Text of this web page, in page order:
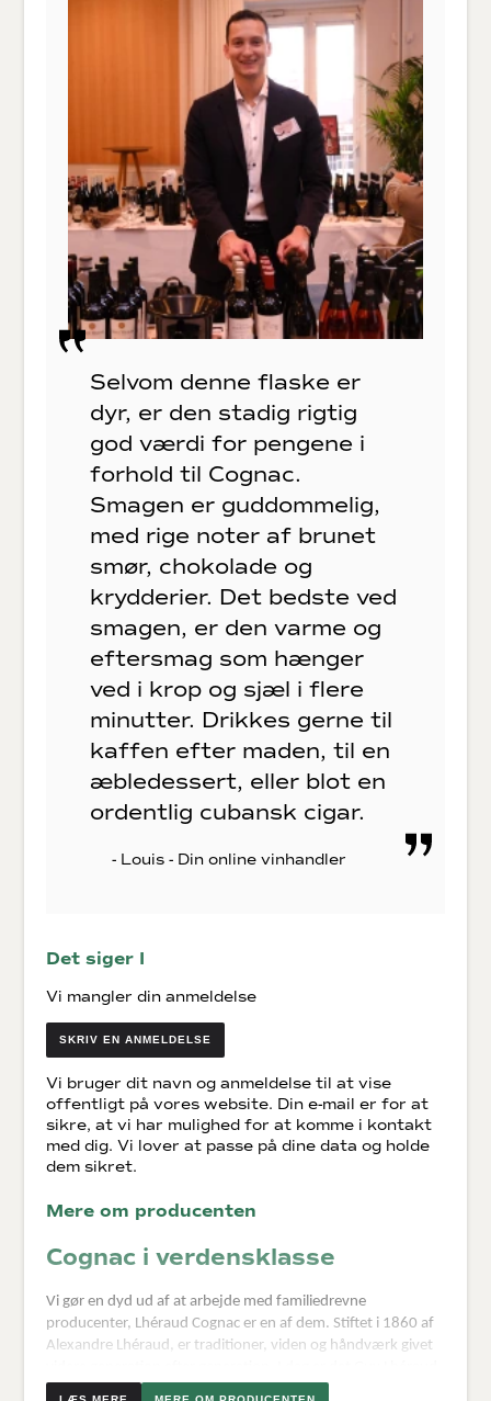
Selvom denne flaske er
dyr, er den stadig rigtig
god værdi for pengene i
forhold til Cognac.
Smagen er guddommelig,
med rige noter af brunet
smør, chokolade og
krydderier. Det bedste ved
smagen, er den varme og
eftersmag som hænger
ved i krop og sjæl i flere
minutter. Drikkes gerne til
kaffen efter maden, til en
æbledessert, eller blot en
ordentlig cubansk cigar.
- Louis - Din online vinhandler
Det siger I
Vi mangler din anmeldelse
SKRIV EN ANMELDELSE
Vi bruger dit navn og anmeldelse til at vise
offentligt på vores website. Din e-mail er for at
sikre, at vi har mulighed for at komme i kontakt
med dig. Vi lover at passe på dine data og holde
dem sikret.
Mere om producenten
Cognac i verdensklasse
Vi gør en dyd ud af at arbejde med familiedrevne
producenter, Lhéraud Cognac er en af dem. Stiftet i 1860 af
Alexandre Lhéraud, er traditioner, viden og håndværk givet
der varetager huset. Selvfølgelig med hjælp fra hans familie.